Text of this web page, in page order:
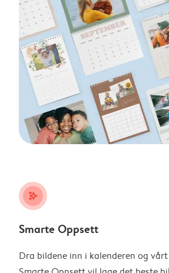
stars_plus
Smarte Oppsett
Dra bildene inn i kalenderen og